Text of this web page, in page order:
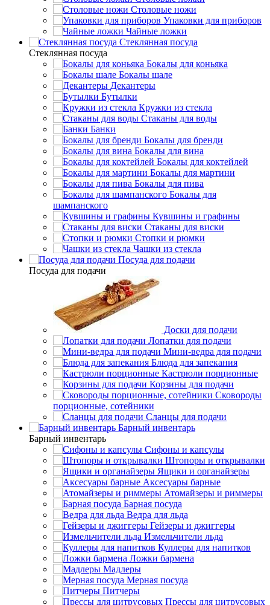
Столовые ножи
Упаковки для приборов
Чайные ложки
Стеклянная посуда
Стеклянная посуда
Бокалы для коньяка
Бокалы шале
Декантеры
Бутылки
Кружки из стекла
Стаканы для воды
Банки
Бокалы для бренди
Бокалы для вина
Бокалы для коктейлей
Бокалы для мартини
Бокалы для пива
Бокалы для
шампанского
Кувшины и графины
Стаканы для виски
Стопки и рюмки
Чашки из стекла
Посуда для подачи
Посуда для подачи
Доски для подачи
Лопатки для подачи
Мини-ведра для подачи
Блюда для запекания
Кастрюли порционные
Корзины для подачи
Сковороды
порционные, сотейники
Сланцы для подачи
Барный инвентарь
Барный инвентарь
Сифоны и капсулы
Штопоры и открывалки
Ящики и органайзеры
Аксесуары барные
Атомайзеры и риммеры
Барная посуда
Ведра для льда
Гейзеры и джиггеры
Измельчители льда
Куллеры для напитков
Ложки бармена
Мадлеры
Мерная посуда
Питчеры
Прессы для цитрусовых